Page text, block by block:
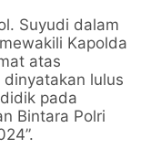
Suyudi dalam
Kapolda
atas
lulus
pada
Bintara Polri